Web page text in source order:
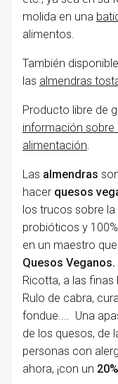
molida en una
alimentos.
También
las almendras
Producto libre de
información sobre
alimentación.
Las almendras
hacer quesos
los trucos sobre
probióticos y
en un maestro
Quesos Veganos.
Ricotta, a las finas
Rulo de cabra,
fondue.... Una
de los quesos, de
personas con
ahora, ¡con un